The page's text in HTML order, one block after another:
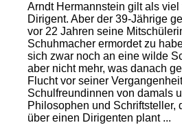
Arndt Hermannstein gilt als
Dirigent. Aber der 39-Jährige
vor 22 Jahren seine
Schuhmacher ermordet zu
sich zwar noch an eine wilde
aber nicht mehr, was danach
Flucht vor seiner
Schulfreundinnen von damals
Philosophen und Schriftsteller,
über einen Dirigenten plant ...